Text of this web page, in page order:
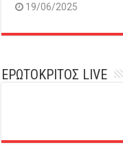
19/06/2025
ΕΡΩΤΟΚΡΙΤΟΣ LIVE